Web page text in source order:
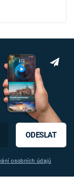
ODESLAT
osobních údajů